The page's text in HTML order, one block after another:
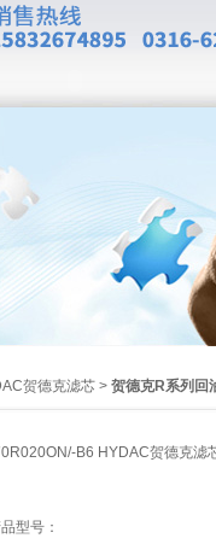
贺德克滤芯 > 贺德克R系列回
B6 HYDAC贺德克滤
型号：